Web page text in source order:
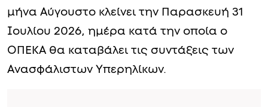
μήνα Αύγουστο κλείνει την Παρασκευή 31
Ιουλίου 2026, ημέρα κατά την οποία ο
ΟΠΕΚΑ θα καταβάλει τις συντάξεις των
Ανασφάλιστων Υπερηλίκων.